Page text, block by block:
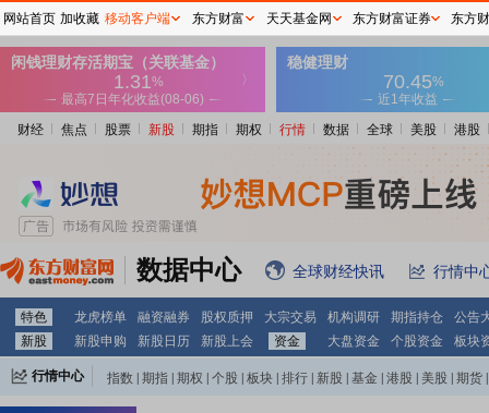
财经 焦点 股票 新股 期指 期权 行情 数据 全球 美股 港股
数据中心 全球财经快讯 行情中
特色 龙虎榜单 融资融券 股权质押 大宗交易 机构调研 期指持仓
公告
新股
新股申购 新股日历 新股上会 资金 大盘资金 个股资金 板块
行情中心 指数 期指 期权 个股 板块 排行 新股 基金 港股 美股 期货
网站首页 加收藏 移动客户端 东方财富 天天基金网 东方财富证券 东方